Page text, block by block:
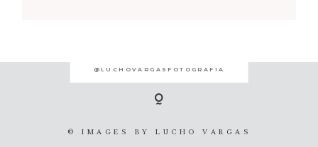
@LUCHOVARGASFOTOGRAFIA
© IMAGES BY LUCHO VARGAS